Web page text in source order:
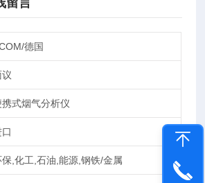
留言
德国
携式烟气分析仪
保,化工,石油,能源,钢铁/金属